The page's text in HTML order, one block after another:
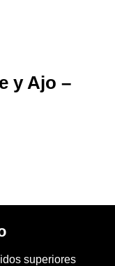
y Ajo –
superiores